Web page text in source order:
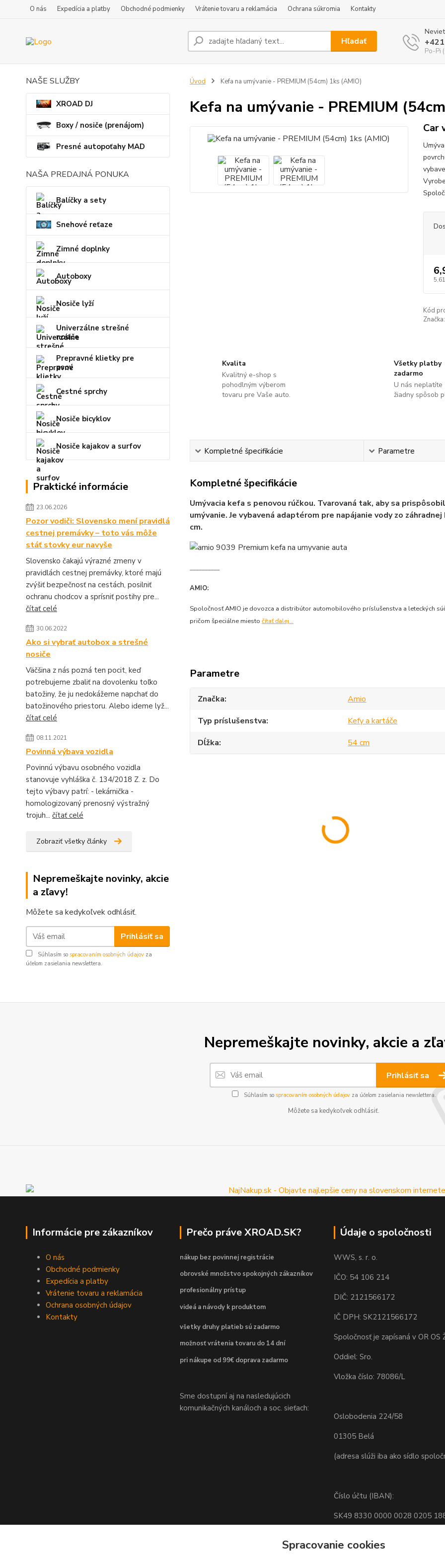
O nás Expedícia a platby Obchodné podmienky Vrátenie tovaru a reklamácia Ochrana súkromia Kontakty
Hľadať
Po-Pi
NAŠE SLUŽBY
XROAD DJ
Boxy / nosiče (prenájom)
Presné autopoťahy MAD
NAŠA PREDAJNÁ PONUKA
Balíčky a sety
Snehové reťaze
Zimné doplnky
Autoboxy
Nosiče lyží
Univerzálne strešné
nosiče
Prepravné klietky pre
psov
Cestné sprchy
Nosiče bicyklov
Nosiče kajakov a surfov
Praktické informácie
23.06.2026
Pozor vodiči: Slovensko mení pravidlá
cestnej premávky – toto vás môže
stáť stovky eur navyše
Slovensko čakajú výrazné zmeny v
pravidlách cestnej premávky, ktoré majú
zvýšiť bezpečnosť na cestách, posilniť
ochranu chodcov a sprísniť postihy pre...
čítať celé
30.06.2022
Ako si vybrať autobox a strešné
nosiče
Väčšina z nás pozná ten pocit, keď
potrebujeme zbaliť na dovolenku toľko
batožiny, že ju nedokážeme napchať do
batožinového priestoru. Alebo ideme lyž...
čítať celé
08.11.2021
Povinná výbava vozidla
Povinnú výbavu osobného vozidla
stanovuje vyhláška č. 134/2018 Z. z. Do
tejto výbavy patrí: - lekárnička -
homologizovaný prenosný výstražný
trojuh... čítať celé
Zobraziť všetky články
Nepremeškajte novinky, akcie
a zľavy!
Môžete sa kedykoľvek odhlásiť.
Prihlásiť sa
Súhlasím so spracovaním osobných údajov za
účelom zasielania newslettera.
Úvod Kefa na umývanie - PREMIUM (54cm) 1ks (AMIO)
Kefa na umývanie - PREMIUM
Car
Kód
Značka:
Kvalita
Kvalitný e-shop s
pohodlným výberom
tovaru pre Vaše auto.
Všetky platby
zadarmo
U nás neplatíte
žiadny spôsob
Kompletné špecifikácie Parametre
Kompletné špecifikácie
Umývacia kefa s penovou rúčkou. Tvarovaná tak, aby sa
umývanie. Je vybavená adaptérom pre napájanie vody zo
cm.
__________
AMIO:
Spoločnosť AMIO je dovozca a distribútor automobilového príslušenstva a leteckých
pričom špeciálne miesto čítať ďalej...
Parametre
Značka
Amio
Typ príslušenstva
Kefy a kartáče
Dĺžka
54 cm
Nepremeškajte novinky, akcie a
Prihlásiť sa
Súhlasím so spracovaním osobných údajovza účelom zasielania newslettera.
Môžete sa kedykoľvek odhlásiť.
Informácie pre zákazníkov
O nás
Obchodné podmienky
Expedícia a platby
Vrátenie tovaru a reklamácia
Ochrana osobných údajov
Kontakty
Prečo práve XROAD.SK?
nákup bez povinnej registrácie
obrovské množstvo spokojných zákazníkov
profesionálny prístup
videá a návody k produktom
všetky druhy platieb sú zadarmo
možnosť vrátenia tovaru do 14 dní
pri nákupe od 99€ doprava zadarmo
Sme dostupní aj na nasledujúcich
komunikačných kanáloch a soc. sieťach:
Údaje o spoločnosti
WWS, s. r. o.
IČO: 54 106 214
DIČ: 2121566172
IČ DPH: SK2121566172
Spoločnosť je zapísaná v OR OS
Oddiel: Sro.
Vložka číslo: 78086/L
Oslobodenia 224/58
01305 Belá
(adresa slúži iba ako sídlo
Číslo účtu (IBAN):
SK49 8330 0000 0028 0205
Spracovanie cookies